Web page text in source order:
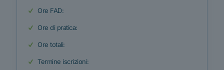
Ore FAD:
Ore di pratica:
Ore totali:
Termine iscrizioni: